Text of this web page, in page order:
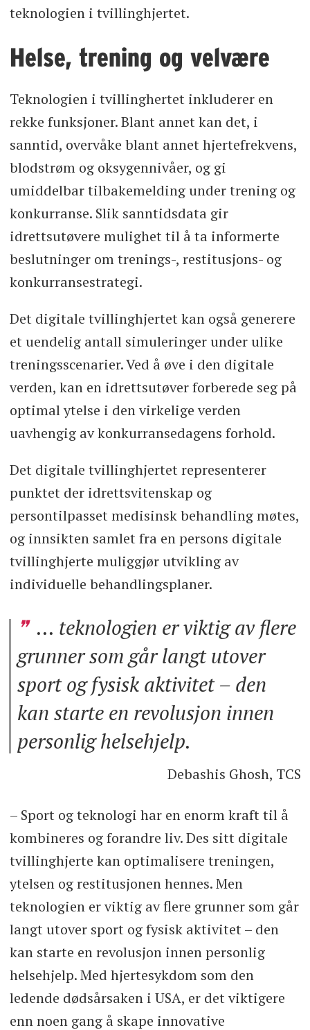
teknologien i tvillinghjertet.
Helse, trening og velvære
Teknologien i tvillinghertet inkluderer en
rekke funksjoner. Blant annet kan det, i
sanntid, overvåke blant annet hjertefrekvens,
blodstrøm og oksygennivåer, og gi
umiddelbar tilbakemelding under trening og
konkurranse. Slik sanntidsdata gir
idrettsutøvere mulighet til å ta informerte
beslutninger om trenings-, restitusjons- og
konkurransestrategi.
Det digitale tvillinghjertet kan også generere
et uendelig antall simuleringer under ulike
treningsscenarier. Ved å øve i den digitale
verden, kan en idrettsutøver forberede seg på
optimal ytelse i den virkelige verden
uavhengig av konkurransedagens forhold.
Det digitale tvillinghjertet representerer
punktet der idrettsvitenskap og
persontilpasset medisinsk behandling møtes,
og innsikten samlet fra en persons digitale
tvillinghjerte muliggjør utvikling av
individuelle behandlingsplaner.
... teknologien er viktig av flere
grunner som går langt utover
sport og fysisk aktivitet – den
kan starte en revolusjon innen
personlig helsehjelp.
Debashis Ghosh, TCS
– Sport og teknologi har en enorm kraft til å
kombineres og forandre liv. Des sitt digitale
tvillinghjerte kan optimalisere treningen,
ytelsen og restitusjonen hennes. Men
teknologien er viktig av flere grunner som går
langt utover sport og fysisk aktivitet – den
kan starte en revolusjon innen personlig
helsehjelp. Med hjertesykdom som den
ledende dødsårsaken i USA, er det viktigere
enn noen gang å skape innovative